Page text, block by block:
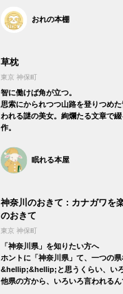
おれの本棚
草枕
東京 神保町
智に働けば角が立つ。
思索にかられつつ山路を登りつめ
われる謎の美女。絢爛たる文章で
作。
眠れる本屋
神奈川のおきて : カナガワを
のおきて
東京 神保町
「神奈川県」を知りたい方へ
ホントに「神奈川県」て、一つの県
&hellip;&hellip;と思うくらい、いろ
他県の方から、いろいろ言われる